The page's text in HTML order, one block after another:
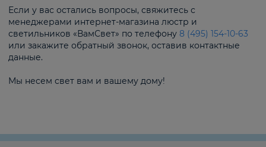
Если у вас остались вопросы, свяжитесь с
менеджерами интернет-магазина люстр и
светильников «ВамСвет» по телефону 8 (495) 154-10-63
или закажите обратный звонок, оставив контактные
данные.
Мы несем свет вам и вашему дому!